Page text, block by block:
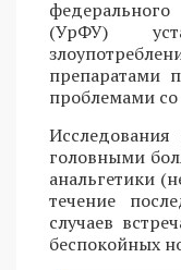
(УрФУ)
препаратами
проблемами
головными
анальгетики
течение
случаев
беспокойных